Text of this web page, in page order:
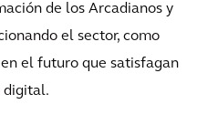
de los Arcadianos y
el sector, como
el futuro que satisfagan
digital.